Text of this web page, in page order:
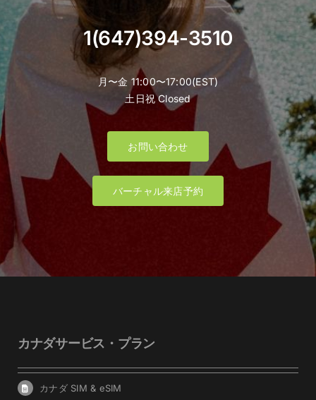
1(647)394-3510
月〜金 11:00〜17:00(EST)
土日祝 Closed
お問い合わせ
バーチャル来店予約
カナダサービス・プラン
カナダ SIM & eSIM